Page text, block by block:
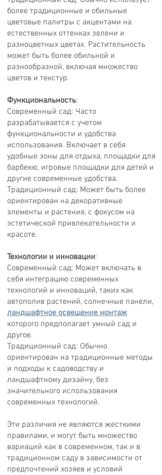
более традиционные и обильные
цветовые палитры с акцентами на
естественных оттенках зелени и
разноцветных цветах. Растительность
может быть более обильной и
разнообразной, включая множество
цветов и текстур.
Функциональность:
Современный сад: Часто
разрабатывается с учетом
функциональности и удобства
использования. Включает в себя
удобные зоны для отдыха, площадки для
барбекю, игровые площадки для детей и
другие современные удобства.
Традиционный сад: Может быть более
ориентирован на декоративные
элементы и растения, с фокусом на
эстетической привлекательности и
красоте.
Технологии и инновации:
Современный сад: Может включать в
себя интеграцию современных
технологий и инноваций, таких как
автополив растений, солнечные панели,
ландшафтное освещение монтаж
которого предполагает умный сад и
другое.
Традиционный сад: Обычно
ориентирован на традиционные методы
и подходы к садоводству и
ландшафтному дизайну, без
значительного использования
современных технологий.
Эти различия не являются жесткими
правилами, и могут быть множество
вариаций как в современном, так и в
традиционном саду в зависимости от
предпочтений хозяев и условий